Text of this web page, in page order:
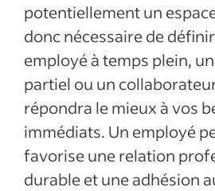
potentiellement un
donc nécessaire de
employé à temps plein,
partiel ou un
répondra le mieux à vos
immédiats. Un employé
favorise une relation
durable et une adhésion